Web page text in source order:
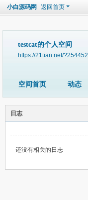
小白源码网 返回首页
testcat的个人空间
https://21tian.net/?254452
空间首页 动态
日志
还没有相关的日志